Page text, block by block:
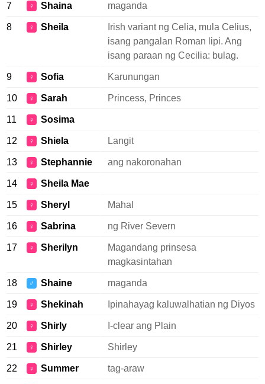
7 ♀ Shaina maganda
8 ♀ Sheila
Irish variant ng Celia, mula Celius,
isang pangalan Roman lipi. Ang
isang paraan ng Cecilia: bulag.
9 ♀ Sofia Karunungan
10 ♀ Sarah Princess, Princes
11 ♀ Sosima
12 ♀ Shiela Langit
13 ♀ Stephannie ang nakoronahan
14 ♀ Sheila Mae
15 ♀ Sheryl Mahal
16 ♀ Sabrina ng River Severn
17 ♀ Sherilyn
Magandang prinsesa
magkasintahan
18 ♂ Shaine maganda
19 ♀ Shekinah Ipinahayag kaluwalhatian ng Diyos
20 ♀ Shirly I-clear ang Plain
21 ♀ Shirley Shirley
22 ♀ Summer tag-araw